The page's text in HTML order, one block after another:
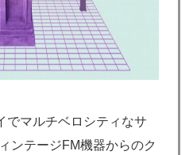
でマルチベロシティなサ
ンテージFM機器からのク